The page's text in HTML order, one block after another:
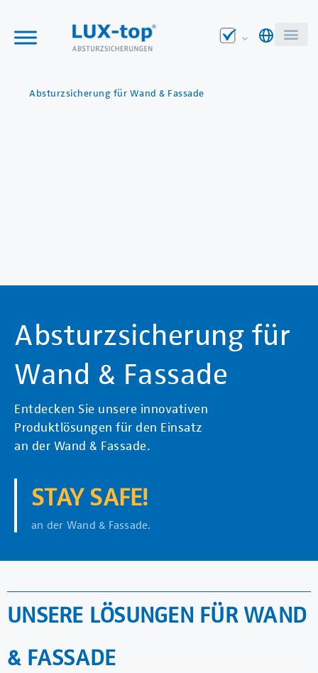
Absturzsicherung für Wand & Fassade
Absturzsicherung für
Wand & Fassade
Entdecken Sie unsere innovativen
Produktlösungen für den Einsatz
an der Wand & Fassade.
STAY SAFE!
an der Wand & Fassade.
UNSERE LÖSUNGEN FÜR WAND
& FASSADE